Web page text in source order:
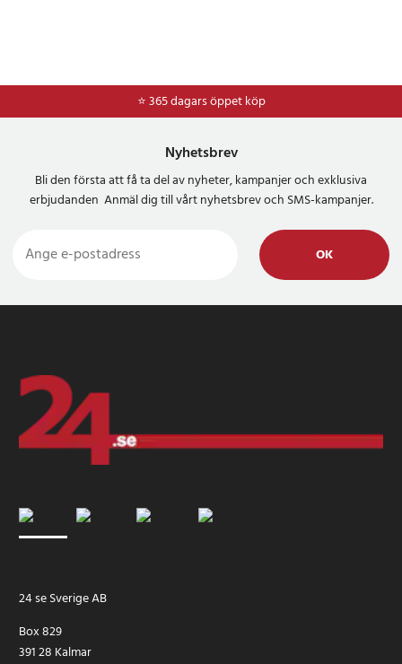
⭐ 365 dagars öppet köp
Nyhetsbrev
Bli den första att få ta del av nyheter, kampanjer och exklusiva
erbjudanden Anmäl dig till vårt nyhetsbrev och SMS-kampanjer.
OK
24 se Sverige AB
Box 829
391 28 Kalmar